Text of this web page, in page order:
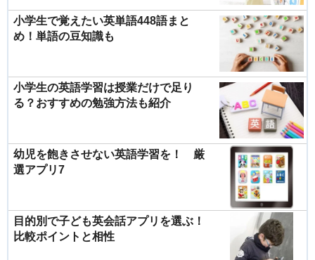
小学生で覚えたい英単語448語まと
め！単語の豆知識も
小学生の英語学習は授業だけで足り
る？おすすめの勉強方法も紹介
幼児を飽きさせない英語学習を！ 厳
選アプリ7
目的別で子ども英会話アプリを選ぶ！
比較ポイントと相性